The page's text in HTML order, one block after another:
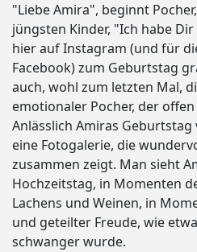
"Liebe Amira", beginnt
jüngsten Kinder, "Ich habe
hier auf Instagram (und für
Facebook) zum Geburtstag
auch, wohl zum letzten Mal,
emotionaler Pocher, der
Anlässlich Amiras
eine Fotogalerie, die
zusammen zeigt. Man sieht
Hochzeitstag, in Momenten
Lachens und Weinen, in
und geteilter Freude, wie
schwanger wurde.